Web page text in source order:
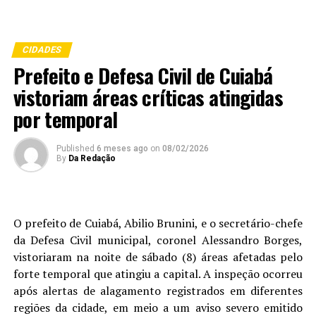
CIDADES
Prefeito e Defesa Civil de Cuiabá
vistoriam áreas críticas atingidas
por temporal
Published 6 meses ago on 08/02/2026
By Da Redação
O prefeito de Cuiabá, Abilio Brunini, e o secretário-chefe
da Defesa Civil municipal, coronel Alessandro Borges,
vistoriaram na noite de sábado (8) áreas afetadas pelo
forte temporal que atingiu a capital. A inspeção ocorreu
após alertas de alagamento registrados em diferentes
regiões da cidade, em meio a um aviso severo emitido